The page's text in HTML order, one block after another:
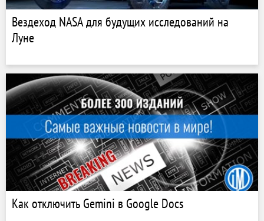
Вездеход NASA для будущих исследований на
Луне
Как отключить Gemini в Google Docs